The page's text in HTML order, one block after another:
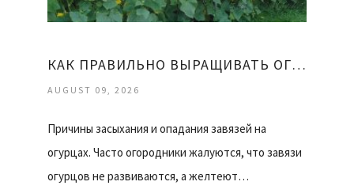
КАК ПРАВИЛЬНО ВЫРАЩИВАТЬ ОГУРЦЫ
AUGUST 09, 2026
Причины засыхания и опадания завязей на
огурцах. Часто огородники жалуются, что завязи
огурцов не развиваются, а желтеют…